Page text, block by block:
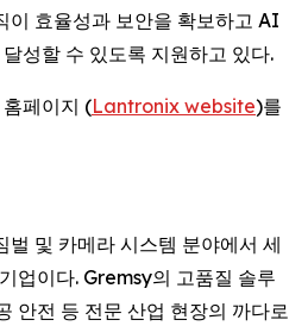
효율성과 보안을 확보하고 AI
성할 수 있도록 지원하고 있다.
페이지 (Lantronix website)를
및 카메라 시스템 분야에서 세
업이다. Gremsy의 고품질 솔루
안전 등 전문 산업 현장의 까다로